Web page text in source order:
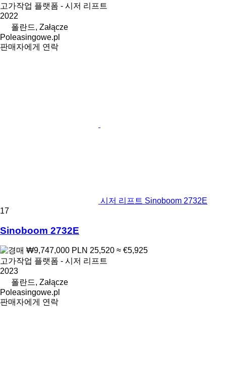
고가작업 플랫폼 - 시저 리프트
2022
폴란드, Załącze
Poleasingowe.pl
판매자에게 연락
시저 리프트 Sinoboom 2732E
17
Sinoboom 2732E
₩9,747,000 PLN 25,520 ≈ €5,925
고가작업 플랫폼 - 시저 리프트
2023
폴란드, Załącze
Poleasingowe.pl
판매자에게 연락